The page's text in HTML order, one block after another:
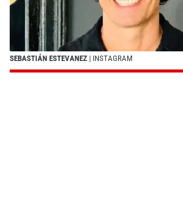
SEBASTIÁN ESTEVANEZ | INSTAGRAM